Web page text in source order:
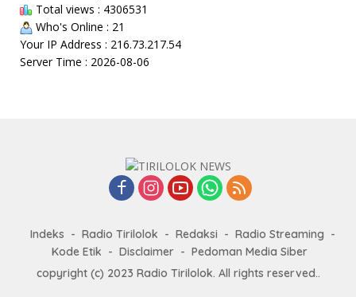
Total views : 4306531
Who's Online : 21
Your IP Address : 216.73.217.54
Server Time : 2026-08-06
Indeks Radio Tirilolok Redaksi
Radio Streaming
Kode Etik
Disclaimer
Pedoman Media Siber
copyright (c) 2023 Radio Tirilolok. All rights reserved..